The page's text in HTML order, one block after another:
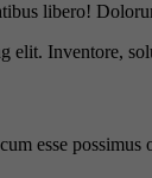
libero!
elit. Inventore,
esse